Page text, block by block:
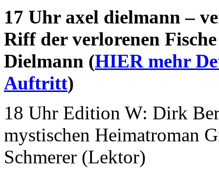
17 Uhr axel dielmann –
Riff der verlorenen
Dielmann (HIER mehr
Auftritt)
18 Uhr Edition W: Dirk
mystischen Heimatroman
Schmerer (Lektor)